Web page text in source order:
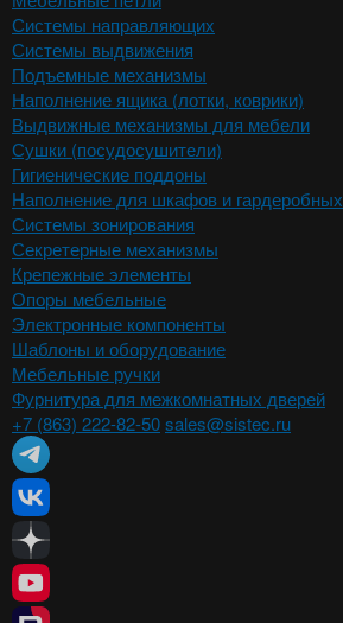
Системы направляющих
Системы выдвижения
Подъемные механизмы
Наполнение ящика (лотки, коврики)
Выдвижные механизмы для мебели
Сушки (посудосушители)
Гигиенические поддоны
Наполнение для шкафов и гардеробных
Системы зонирования
Секретерные механизмы
Крепежные элементы
Опоры мебельные
Электронные компоненты
Шаблоны и оборудование
Мебельные ручки
Фурнитура для межкомнатных дверей
+7 (863) 222-82-50sales@sistec.ru